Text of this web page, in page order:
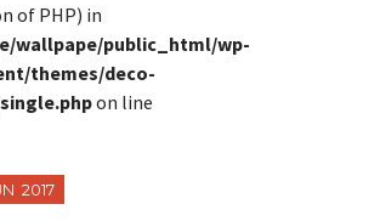
of PHP) in
wallpape/public_html/wp-
themes/deco-
on line
2017